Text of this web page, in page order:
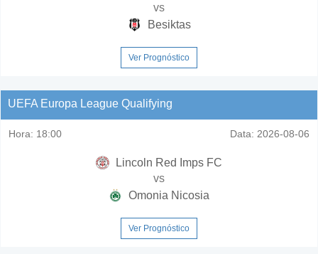
vs
Besiktas
Ver Prognóstico
UEFA Europa League Qualifying
Hora: 18:00 Data: 2026-08-06
Lincoln Red Imps FC
vs
Omonia Nicosia
Ver Prognóstico